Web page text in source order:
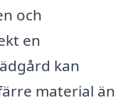
och
en
kan
material än